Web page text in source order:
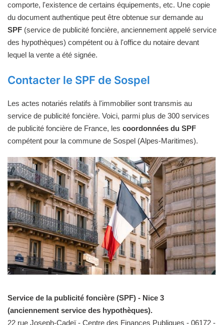
comporte, l'existence de certains équipements, etc. Une copie
du document authentique peut être obtenue sur demande au
SPF (service de publicité foncière, anciennement appelé service
des hypothèques) compétent ou à l'office du notaire devant
lequel la vente a été signée.
Contacter le SPF de Sospel
Les actes notariés relatifs à l'immobilier sont transmis au
service de publicité foncière. Voici, parmi plus de 300 services
de publicité foncière de France, les coordonnées du SPF
compétent pour la commune de Sospel (Alpes-Maritimes).
Service de la publicité foncière (SPF) - Nice 3
(anciennement service des hypothèques).
22 rue Joseph-Cadeï - Centre des Finances Publiques - 06172 -